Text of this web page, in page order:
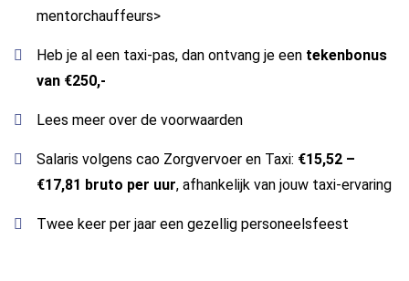
mentorchauffeurs>
Heb je al een taxi-pas, dan ontvang je een tekenbonus
van €250,-
Lees meer over de voorwaarden
Salaris volgens cao Zorgvervoer en Taxi: €15,52 –
€17,81 bruto per uur, afhankelijk van jouw taxi-ervaring
Twee keer per jaar een gezellig personeelsfeest